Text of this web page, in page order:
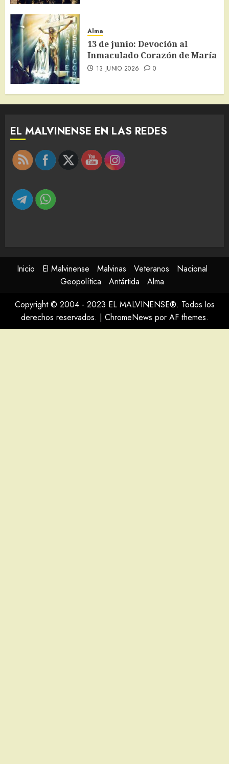
Alma
13 de junio: Devoción al
Inmaculado Corazón de María
13 JUNIO 2026 0
EL MALVINENSE EN LAS REDES
Inicio El Malvinense Malvinas Veteranos
Nacional
Geopolítica
Antártida
Alma
Copyright © 2004 - 2023 EL MALVINENSE®. Todos los
derechos reservados. | ChromeNews por AF themes.